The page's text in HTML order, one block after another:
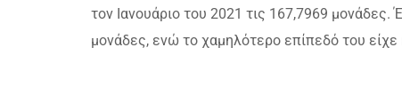
τον Ιανουάριο του 2021 τις 167,7969
μονάδες, ενώ το χαμηλότερο επίπεδό του είχε